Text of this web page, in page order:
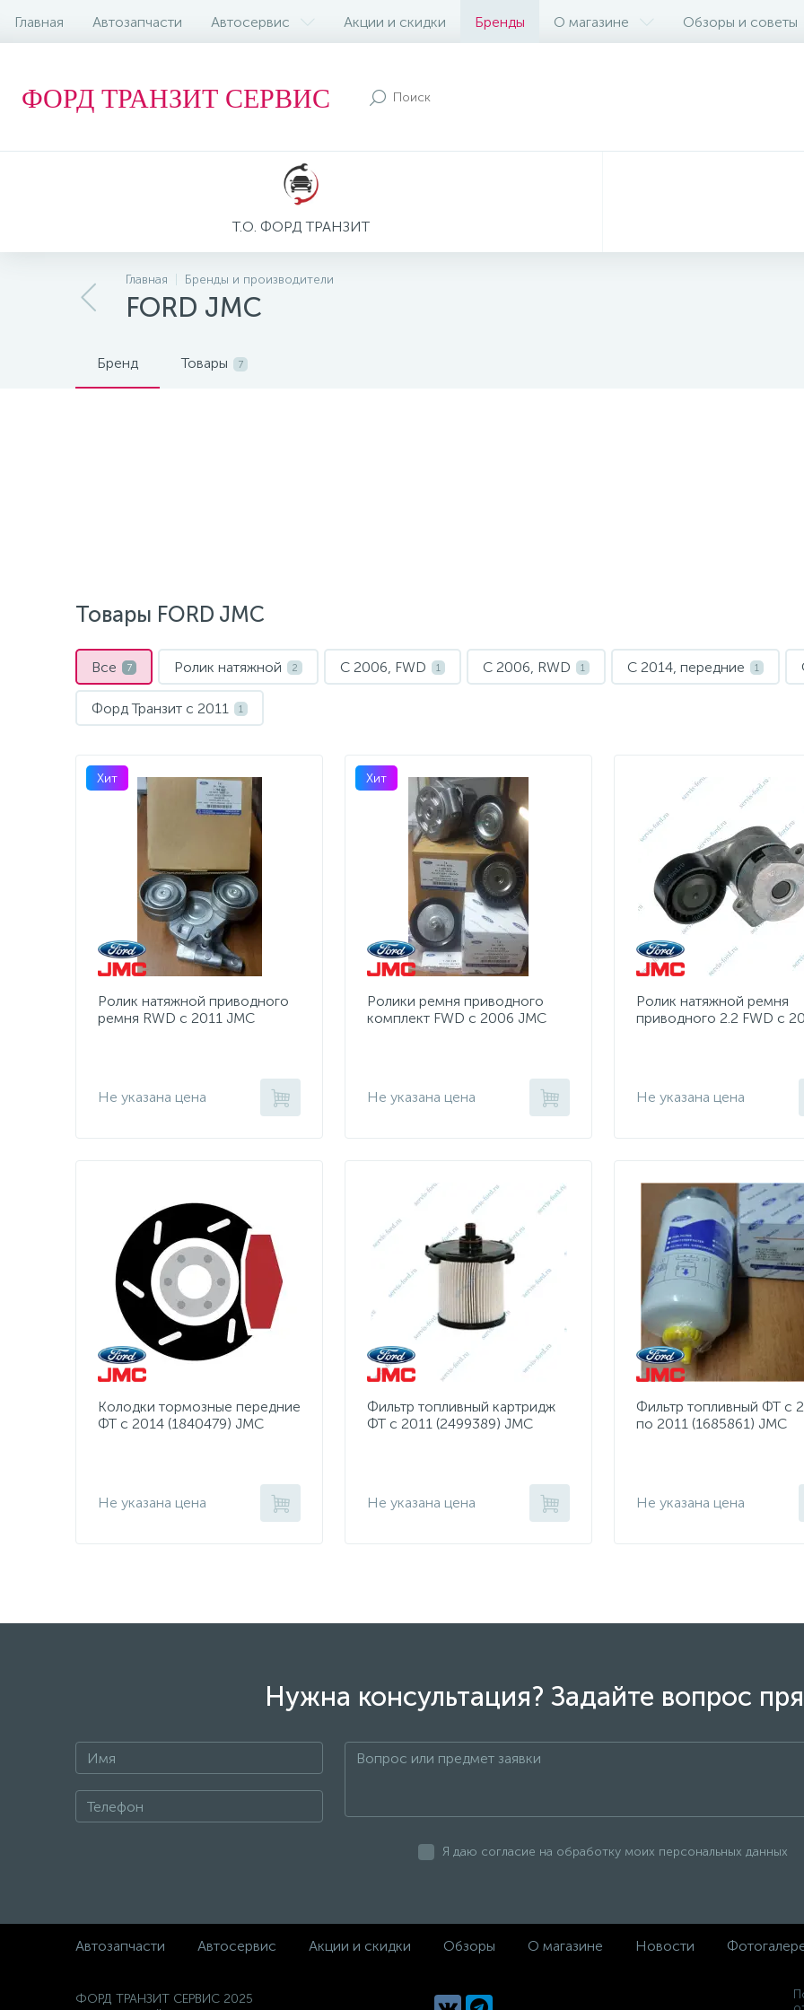
Главная Автозапчасти Автосервис Акции и скидки Бренды О магазине Обзоры и советы
ФОРД ТРАНЗИТ СЕРВИС
Т.О. ФОРД ТРАНЗИТ
Главная Бренды и производители
FORD JMC
Бренд Товары 7
Товары FORD JMC
Все 7 Ролик натяжной 2 С 2006, FWD 1 С 2006, RWD 1 С 2014, передние 1
Форд Транзит с 2011 1
Хит
Ролик натяжной приводного
ремня RWD с 2011 JMC
Не указана цена
Хит
Ролики ремня приводного
комплект FWD с 2006 JMC
Не указана цена
Ролик натяжной ремня
приводного 2.2 FWD с
Не указана цена
Колодки тормозные передние
ФТ с 2014 (1840479) JMC
Не указана цена
Фильтр топливный картридж
ФТ с 2011 (2499389) JMC
Не указана цена
Фильтр топливный ФТ с
по 2011 (1685861) JMC
Не указана цена
Нужна консультация? Задайте вопрос
Я даю согласие на обработку моих персональных данных
Автозапчасти Автосервис Акции и скидки Обзоры О магазине Новости
ФОРД ТРАНЗИТ СЕРВИС 2025